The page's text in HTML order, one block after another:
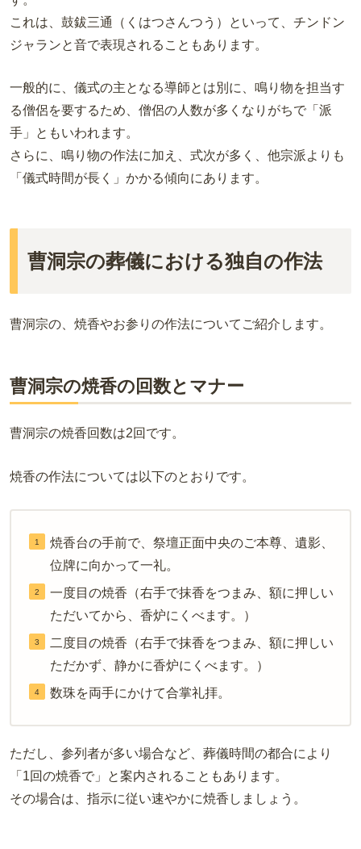
これは、鼓鈸三通（くはつさんつう）といって、チンドン
ジャランと音で表現されることもあります。
一般的に、儀式の主となる導師とは別に、鳴り物を担当す
る僧侶を要するため、僧侶の人数が多くなりがちで「派
手」ともいわれます。
さらに、鳴り物の作法に加え、式次が多く、他宗派よりも
「儀式時間が長く」かかる傾向にあります。
曹洞宗の葬儀における独自の作法
曹洞宗の、焼香やお参りの作法についてご紹介します。
曹洞宗の焼香の回数とマナー
曹洞宗の焼香回数は2回です。
焼香の作法については以下のとおりです。
焼香台の手前で、祭壇正面中央のご本尊、遺影、
位牌に向かって一礼。
一度目の焼香（右手で抹香をつまみ、額に押しい
ただいてから、香炉にくべます。）
二度目の焼香（右手で抹香をつまみ、額に押しい
ただかず、静かに香炉にくべます。）
数珠を両手にかけて合掌礼拝。
ただし、参列者が多い場合など、葬儀時間の都合により
「1回の焼香で」と案内されることもあります。
その場合は、指示に従い速やかに焼香しましょう。